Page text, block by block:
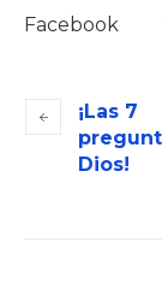
Facebook
¡Las 7
Dios!